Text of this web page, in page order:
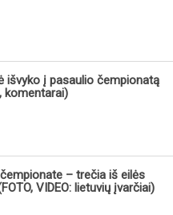
išvyko į pasaulio čempionatą
komentarai)
– trečia iš eilės
VIDEO: lietuvių įvarčiai)